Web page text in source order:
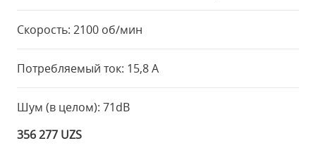
Скорость: 2100 об/мин
Потребляемый ток: 15,8 А
Шум (в целом): 71dB
356 277 UZS